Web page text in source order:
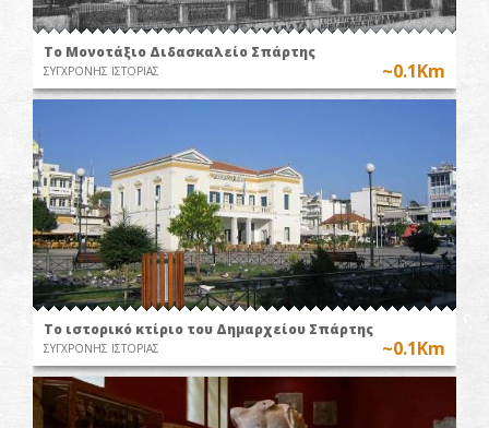
Το Μονοτάξιο Διδασκαλείο Σπάρτης
ΣΥΓΧΡΟΝΗΣ ΙΣΤΟΡΙΑΣ ~0.1Km
Το ιστορικό κτίριο του Δημαρχείου Σπάρτης
ΣΥΓΧΡΟΝΗΣ ΙΣΤΟΡΙΑΣ ~0.1Km